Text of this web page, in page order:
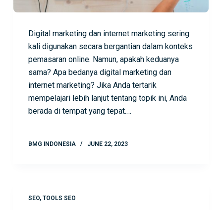
Digital marketing dan internet marketing sering
kali digunakan secara bergantian dalam konteks
pemasaran online. Namun, apakah keduanya
sama? Apa bedanya digital marketing dan
internet marketing? Jika Anda tertarik
mempelajari lebih lanjut tentang topik ini, Anda
berada di tempat yang tepat.…
BMG INDONESIA JUNE 22, 2023
SEO, TOOLS SEO